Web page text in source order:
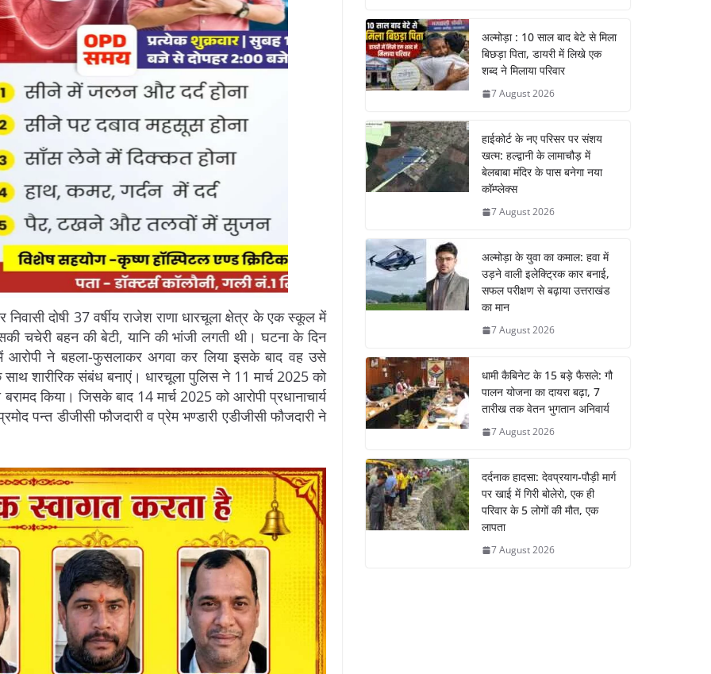
दोषी 37 वर्षीय राजेश राणा धारचूला क्षेत्र के एक स्कूल में
चचेरी बहन की बेटी, यानि की भांजी लगती थी। घटना के दिन
ने बहला-फुसलाकर अगवा कर लिया इसके बाद वह उसे
शारीरिक संबंध बनाएं। धारचूला पुलिस ने 11 मार्च 2025 को
किया। जिसके बाद 14 मार्च 2025 को आरोपी प्रधानाचार्य
पन्त डीजीसी फौजदारी व प्रेम भण्डारी एडीजीसी फौजदारी ने
अल्मोड़ा : 10 साल बाद बेटे से मिला
बिछड़ा पिता, डायरी में लिखे एक
शब्द ने मिलाया परिवार
7 August 2026
हाईकोर्ट के नए परिसर पर संशय
खत्म: हल्द्वानी के लामाचौड़ में
बेलबाबा मंदिर के पास बनेगा नया
कॉम्प्लेक्स
7 August 2026
अल्मोड़ा के युवा का कमाल: हवा में
उड़ने वाली इलेक्ट्रिक कार बनाई,
सफल परीक्षण से बढ़ाया उत्तराखंड
का मान
7 August 2026
धामी कैबिनेट के 15 बड़े फैसले: गौ
पालन योजना का दायरा बढ़ा, 7
तारीख तक वेतन भुगतान अनिवार्य
7 August 2026
दर्दनाक हादसा: देवप्रयाग-पौड़ी मार्ग
पर खाई में गिरी बोलेरो, एक ही
परिवार के 5 लोगों की मौत, एक
लापता
7 August 2026